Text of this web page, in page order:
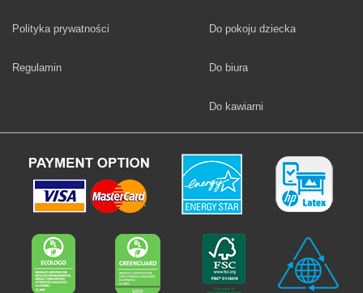
Polityka prywatności
Regulamin
Fototapety
Do pokoju dziecka
Fototapety
Do biura
Fototapety
Do kawiarni